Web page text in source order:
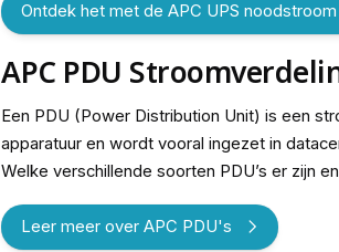
Ontdek het met de APC UPS
APC PDU
Een PDU (Power Distribution Unit) is een
apparatuur en wordt vooral ingezet in
Welke verschillende soorten PDU’s er zijn
Leer meer over APC PDU's